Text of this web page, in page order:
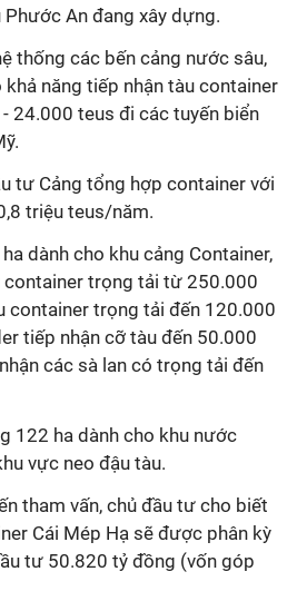
An đang xây dựng.
thống các bến cảng nước sâu,
năng tiếp nhận tàu container
24.000 teus đi các tuyến biển
tư Cảng tổng hợp container với
triệu teus/năm.
dành cho khu cảng Container,
container trọng tải từ 250.000
container trọng tải đến 120.000
tiếp nhận cỡ tàu đến 50.000
các sà lan có trọng tải đến
122 ha dành cho khu nước
vực neo đậu tàu.
tham vấn, chủ đầu tư cho biết
Cái Mép Hạ sẽ được phân kỳ
tư 50.820 tỷ đồng (vốn góp